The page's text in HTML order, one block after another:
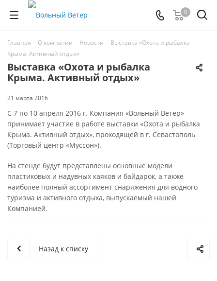
0
Главная - О компании - Новости - Выставка «Охота и рыбалка
Крыма. Активный отдых»
Выставка «Охота и рыбалка
Крыма. Активный отдых»
21 марта 2016
С 7 по 10 апреля 2016 г. Компания «Вольный Ветер»
принимает участие в работе выставки «Охота и рыбалка
Крыма. Активный отдых», проходящей в г. Севастополь
(Торговый центр «Муссон»).
На стенде будут представлены основные модели
пластиковых и надувных каяков и байдарок, а также
наиболее полный ассортимент снаряжения для водного
туризма и активного отдыха, выпускаемый нашей
Компанией.
Назад к списку